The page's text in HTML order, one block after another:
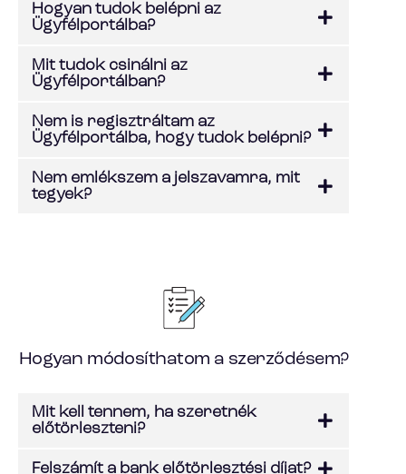
Hogyan tudok belépni az
Ügyfélportálba?
Mit tudok csinálni az
Ügyfélportálban?
Nem is regisztráltam az
Ügyfélportálba, hogy tudok belépni?
Nem emlékszem a jelszavamra, mit
tegyek?
Hogyan módosíthatom a szerződésem?
Mit kell tennem, ha szeretnék
előtörleszteni?
Felszámít a bank előtörlesztési díjat?